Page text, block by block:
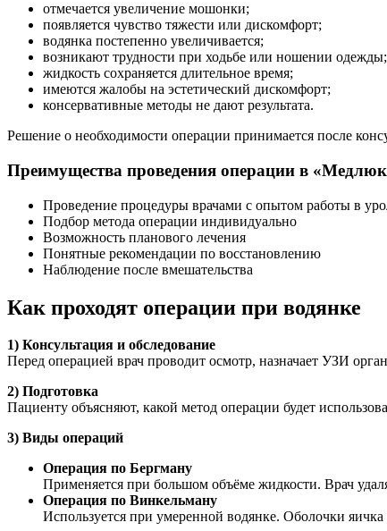
отмечается увеличение мошонки;
появляется чувство тяжести или дискомфорт;
водянка постепенно увеличивается;
возникают трудности при ходьбе или ношении одежды;
жидкость сохраняется длительное время;
имеются жалобы на эстетический дискомфорт;
консервативные методы не дают результата.
Решение о необходимости операции принимается после
Преимущества проведения операции в
Проведение процедуры врачами с опытом работы в
Подбор метода операции индивидуально
Возможность планового лечения
Понятные рекомендации по восстановлению
Наблюдение после вмешательства
Как проходят операции при водянке
1) Консультация и обследование
Перед операцией врач проводит осмотр, назначает УЗИ
2) Подготовка
Пациенту объясняют, какой метод операции будет
3) Виды операций
Операция по Бергману
Применяется при большом объёме жидкости. Врач
Операция по Винкельману
Используется при умеренной водянке. Оболочки